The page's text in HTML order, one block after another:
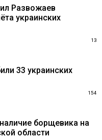
Развожаев
украинских
13
33 украинских
154
борщевика на
области